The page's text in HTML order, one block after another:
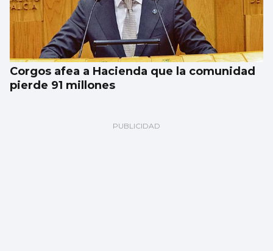
Corgos afea a Hacienda que la comunidad
pierde 91 millones